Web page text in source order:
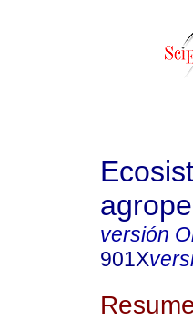
versión
901X